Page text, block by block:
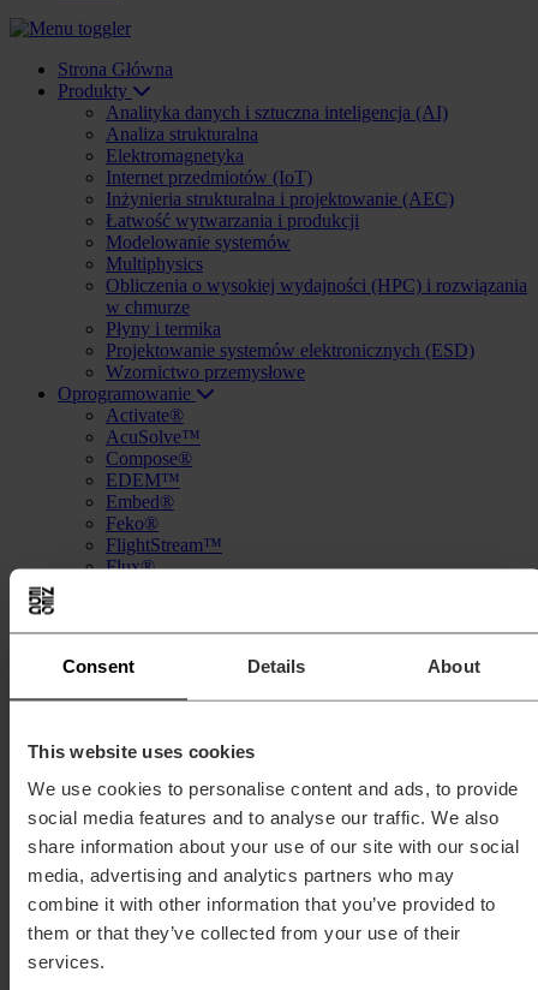
Consent Details About
This website uses cookies
We use cookies to personalise content and ads, to provide
social media features and to analyse our traffic. We also
share information about your use of our site with our social
media, advertising and analytics partners who may
combine it with other information that you’ve provided to
them or that they’ve collected from your use of their
services.
Strona Główna
Produkty
Analityka danych i sztuczna inteligencja (AI)
Analiza strukturalna
Elektromagnetyka
Internet przedmiotów (IoT)
Inżynieria strukturalna i projektowanie (AEC)
Łatwość wytwarzania i produkcji
Modelowanie systemów
Multiphysics
Obliczenia o wysokiej wydajności (HPC) i rozwiązania
w chmurze
Płyny i termika
Projektowanie systemów elektronicznych (ESD)
Wzornictwo przemysłowe
Oprogramowanie
Activate®
AcuSolve™
Compose®
EDEM™
Embed®
Feko®
FlightStream™
Flux®
HyperMesh®
HyperView®
Inspire™
Inspire™ Extrude Metal
Inspire™ Extrude Polymer
Inspire™ Form
MotionSolve®
Multiscale Designer®
OptiStruct®
PollEx™
Radioss®
SimLab®